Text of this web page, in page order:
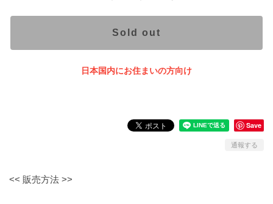
Sold out
日本国内にお住まいの方向け
Save
通報する
<< 販売方法 >>